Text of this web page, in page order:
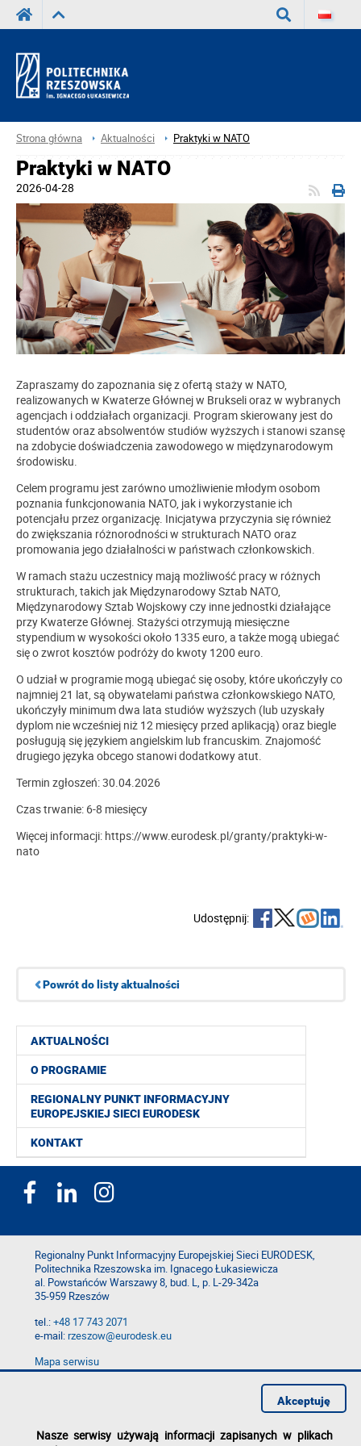
Strona główna Aktualności Praktyki w NATO
AKTUALNOŚCI
O PROGRAMIE
REGIONALNY PUNKT INFORMACYJNY
EUROPEJSKIEJ SIECI EURODESK
KONTAKT
Praktyki w NATO
2026-04-28
Zapraszamy do zapoznania się z ofertą staży w NATO
realizowanych w Kwaterze Głównej w Brukseli oraz w wybranych
agencjach i oddziałach organizacji. Program skierowany jest do
studentów oraz absolwentów studiów wyższych i stanowi szansę
na zdobycie doświadczenia zawodowego w międzynarodowym
środowisku.
Celem programu jest zarówno umożliwienie młodym osobom
poznania funkcjonowania NATO, jak i wykorzystanie ich
potencjału przez organizację. Inicjatywa przyczynia się również
do zwiększania różnorodności w strukturach NATO oraz
promowania jego działalności w państwach członkowskich.
W ramach stażu uczestnicy mają możliwość pracy w różnych
strukturach, takich jak Międzynarodowy Sztab NATO,
Międzynarodowy Sztab Wojskowy czy inne jednostki działające
przy Kwaterze Głównej. Stażyści otrzymują miesięczne
stypendium w wysokości około 1335 euro, a także mogą ubiegać
się o zwrot kosztów podróży do kwoty 1200 euro.
O udział w programie mogą ubiegać się osoby, które ukończyły co
najmniej 21 lat, są obywatelami państwa członkowskiego NATO,
ukończyły minimum dwa lata studiów wyższych (lub uzyskały
dyplom nie wcześniej niż 12 miesięcy przed aplikacją) oraz biegle
posługują się językiem angielskim lub francuskim. Znajomość
drugiego języka obcego stanowi dodatkowy atut.
Termin zgłoszeń: 30.04.2026
Czas trwanie: 6-8 miesięcy
Więcej informacji: https://www.eurodesk.pl/granty/praktyki-w-
nato
Udostępnij:
Powrót do listy aktualności
Regionalny Punkt Informacyjny Europejskiej Sieci EURODESK,
Politechnika Rzeszowska im. Ignacego Łukasiewicza
al. Powstańców Warszawy 8, bud. L, p. L-29-342a
35-959 Rzeszów
tel.:+48 17 743 2071
e-mail:rzeszow@eurodesk.eu
Mapa serwisu
Deklaracja dostępności
Nasze serwisy używają informacji zapisanych w plikach
Akceptuję